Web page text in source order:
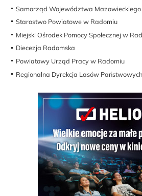
Samorząd Województwa Mazowieckiego
Starostwo Powiatowe w Radomiu
Miejski Ośrodek Pomocy Społecznej w
Diecezja Radomska
Powiatowy Urząd Pracy w Radomiu
Regionalna Dyrekcja Lasów